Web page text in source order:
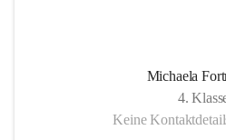
Michaela
4.
Keine